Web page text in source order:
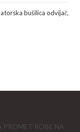
bušilica odvijač,
ROBE NA